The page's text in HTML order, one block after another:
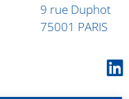
9 rue Duphot
75001 PARIS